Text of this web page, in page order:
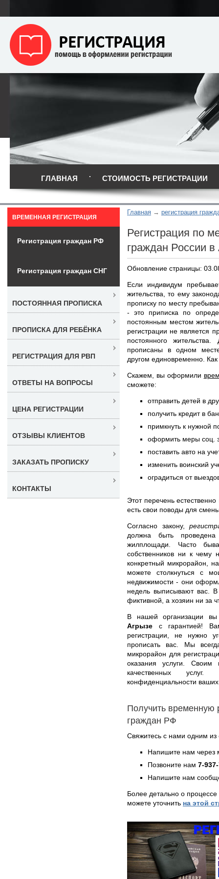
ГЛАВНАЯ СТОИМОСТЬ РЕГИСТРАЦИИ
Главная регистрация
Регистрация по
граждан России в
Обновление страницы:
Если индивидум
жительства, то ему
прописку по месту
- это приписка по
постоянным местом
регистрации не является
постоянного
прописаны в одном
другом единовременно. Как
Скажем, вы оформили
сможете:
отправить детей в
получить кредит в
примкнуть к нужной
оформить меры соц.
поставить авто на
изменить воинский
оградиться от
Этот перечень
есть свои поводы для
Согласно закону,
должна быть проведена
жилплощади. Часто
собственников ни к чему
конкретный микрорайон,
можете столкнуться с
недвижимости - они
недель выписывают вас. В
фиктивной, а хозяин ни за
В нашей организации
Агрызе с гарантией!
регистрации, не нужно
прописать вас. Мы
микрорайон для
оказания услуги. Своим
качественных
конфиденциальности
Получить временную
граждан РФ
Свяжитесь с нами одним
Напишите нам через
Позвоните нам 7-
Напишите нам
Более детально о
можете уточнить на этой
ВРЕМЕННАЯ РЕГИСТРАЦИЯ
Регистрация граждан РФ
Регистрация граждан СНГ
ПОСТОЯННАЯ ПРОПИСКА
ПРОПИСКА ДЛЯ РЕБЁНКА
РЕГИСТРАЦИЯ ДЛЯ РВП
ОТВЕТЫ НА ВОПРОСЫ
ЦЕНА РЕГИСТРАЦИИ
ОТЗЫВЫ КЛИЕНТОВ
ЗАКАЗАТЬ ПРОПИСКУ
КОНТАКТЫ